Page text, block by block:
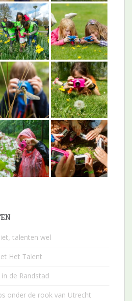
talenten wel
Het Talent
de Randstad
onder de rook van Utrecht